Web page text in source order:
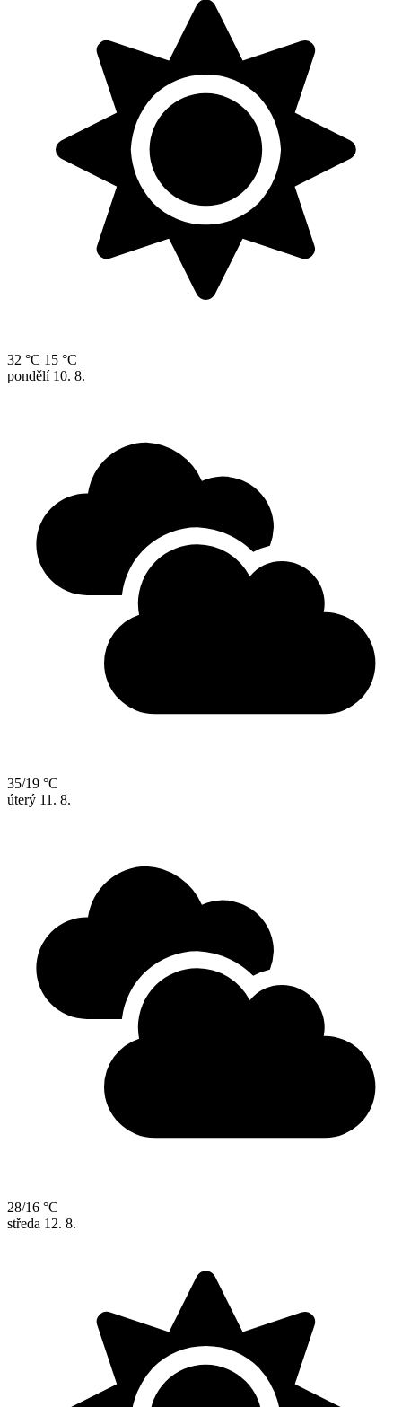
32 °C 15 °C
pondělí 10. 8.
35/19 °C
úterý 11. 8.
28/16 °C
středa 12. 8.